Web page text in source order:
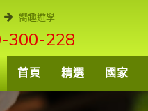
嚮趣遊學
300-228
首頁 精選 國家